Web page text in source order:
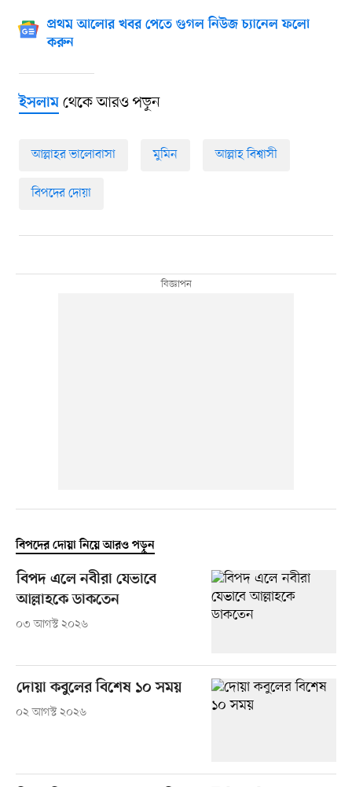
প্রথম আলোর খবর পেতে গুগল নিউজ চ্যানেল ফলো
করুন
ইসলামথেকে আরও পড়ুন
আল্লাহর ভালোবাসা মুমিন আল্লাহ বিশ্বাসী
বিপদের দোয়া
বিপদের দোয়া নিয়ে আরও পড়ুন
বিপদ এলে নবীরা যেভাবে
আল্লাহকে ডাকতেন
০৩ আগস্ট ২০২৬
দোয়া কবুলের বিশেষ ১০ সময়
০২ আগস্ট ২০২৬